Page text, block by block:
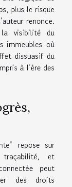
plus le risque
renonce.
la visibilité du
immeubles où
dissuasif du
à l’ère des
repose sur
et
peut
des droits